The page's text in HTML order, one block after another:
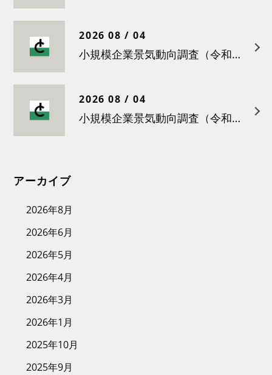
2026 08 / 04
小規模企業景気動向調査（令和８年４月）結果について
2026 08 / 04
小規模企業景気動向調査（令和８年３月）結果について
アーカイブ
2026年8月
2026年6月
2026年5月
2026年4月
2026年3月
2026年1月
2025年10月
2025年9月